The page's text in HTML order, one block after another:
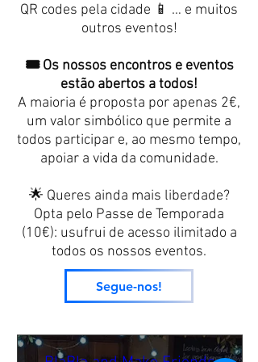
QR codes pela cidade 📱 … e muitos
outros eventos!
🎟️ Os nossos encontros e eventos
estão abertos a todos!
A maioria é proposta por apenas 2€,
um valor simbólico que permite a
todos participar e, ao mesmo tempo,
apoiar a vida da comunidade.
🌟 Queres ainda mais liberdade?
Opta pelo Passe de Temporada
(10€): usufrui de acesso ilimitado a
todos os nossos eventos.
Segue-nos!